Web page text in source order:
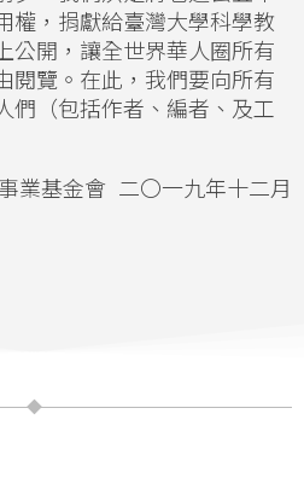
權，捐獻給臺灣大學科學教
公開，讓全世界華人圈所有
閱覽。在此，我們要向所有
們（包括作者、編者、及工
業基金會 二〇一九年十二月